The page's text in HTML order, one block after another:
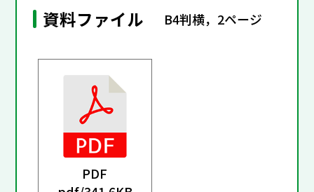
資料ファイル B4判横，2ページ
PDF